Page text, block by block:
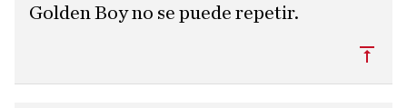
Golden Boy no se puede repetir.